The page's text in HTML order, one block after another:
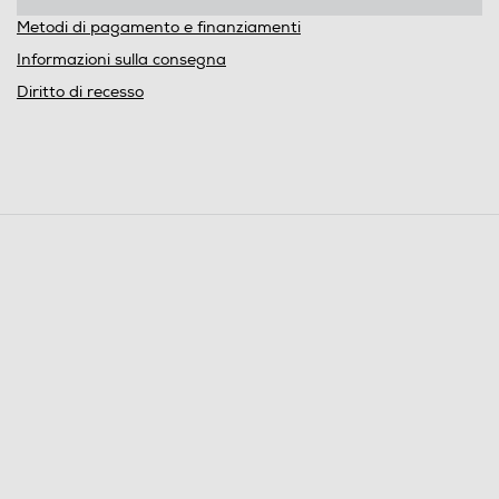
Metodi di pagamento e finanziamenti
Informazioni sulla consegna
Diritto di recesso